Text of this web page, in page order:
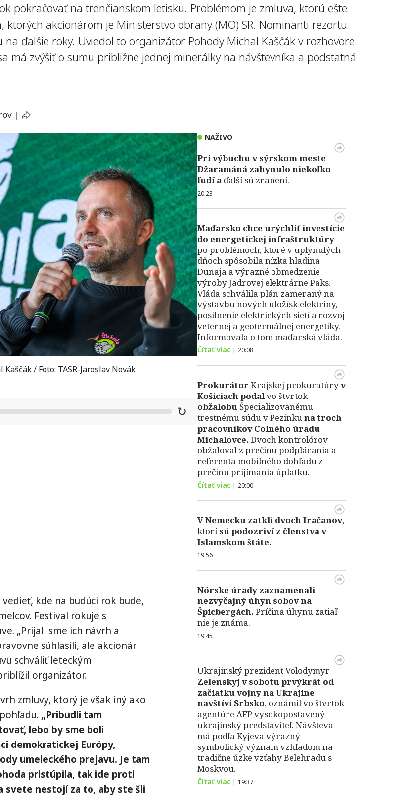
pokračovať na trenčianskom letisku. Problémom je zmluva, ktorú ešte
ktorých akcionárom je Ministerstvo obrany (MO) SR. Nominanti rezortu
ďalšie roky. Uviedol to organizátor Pohody Michal Kaščák v rozhovore
má zvýšiť o sumu približne jednej minerálky na návštevníka a podstatná
|
/ Foto: TASR-Jaroslav Novák
↻
kde na budúci rok bude,
Festival rokuje s
„Prijali sme ich návrh a
súhlasili, ale akcionár
schváliť leteckým
organizátor.
zmluvy, ktorý je však iný ako
„Pribudli tam
lebo by sme boli
demokratickej Európy,
umeleckého prejavu. Je tam
pristúpila, tak ide proti
svete nestojí za to, aby ste šli
NAŽIVO
Pri výbuchu v sýrskom meste
Džaramáná zahynulo niekoľko
ľudí a ďalší sú zranení.
20:23
Maďarsko chce urýchliť investície
do energetickej infraštruktúry
po problémoch, ktoré v uplynulých
dňoch spôsobila nízka hladina
Dunaja a výrazné obmedzenie
výroby Jadrovej elektrárne Paks.
Vláda schválila plán zameraný na
výstavbu nových úložísk elektriny,
posilnenie elektrických sietí a rozvoj
veternej a geotermálnej energetiky.
Informovala o tom maďarská vláda.
Čítať viac | 20:08
Prokurátor Krajskej prokuratúryv
Košiciach podalvo štvrtok
obžalobu Špecializovanému
trestnému súdu v Pezinkuna troch
pracovníkov Colného úradu
Michalovce. Dvoch kontrolórov
obžaloval z prečinu podplácania a
referenta mobilného dohľadu z
prečinu prijímania úplatku.
Čítať viac | 20:00
V Nemecku zatkli dvoch Iračanov,
ktorísú podozriví z členstva v
Islamskom štáte.
19:56
Nórske úrady zaznamenali
nezvyčajný úhyn sobov na
Špicbergách. Príčina úhynu zatiaľ
nie je známa.
19:45
Ukrajinský prezident Volodymyr
Zelenskyj v sobotu prvýkrát od
začiatku vojny na Ukrajine
navštívi Srbsko, oznámil vo štvrtok
agentúre AFP vysokopostavený
ukrajinský predstaviteľ. Návšteva
má podľa Kyjeva výrazný
symbolický význam vzhľadom na
tradične úzke vzťahy Belehradu s
Moskvou.
Čítať viac | 19:37